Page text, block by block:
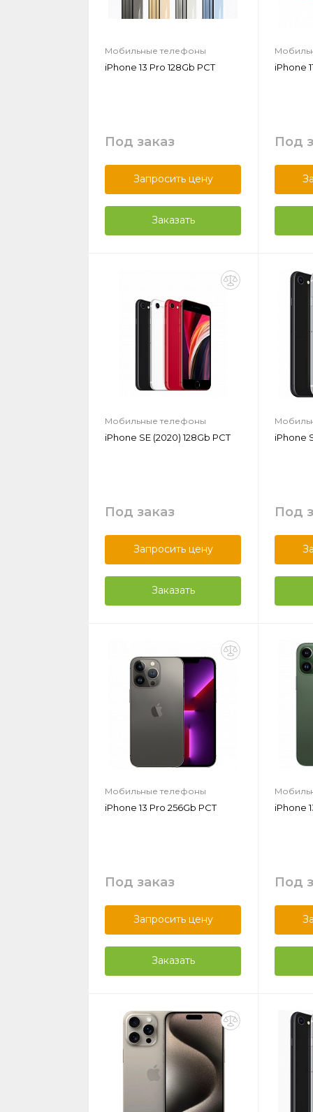
Мобильные телефоны
iPhone 13 Pro 128Gb РСТ
Под заказ
Запросить цену
Заказать
iPhone
Под
Мобильные телефоны
iPhone SE (2020) 128Gb РСТ
Под заказ
Запросить цену
Заказать
iPhone
Под
Мобильные телефоны
iPhone 13 Pro 256Gb РСТ
Под заказ
Запросить цену
Заказать
iPhone
Под